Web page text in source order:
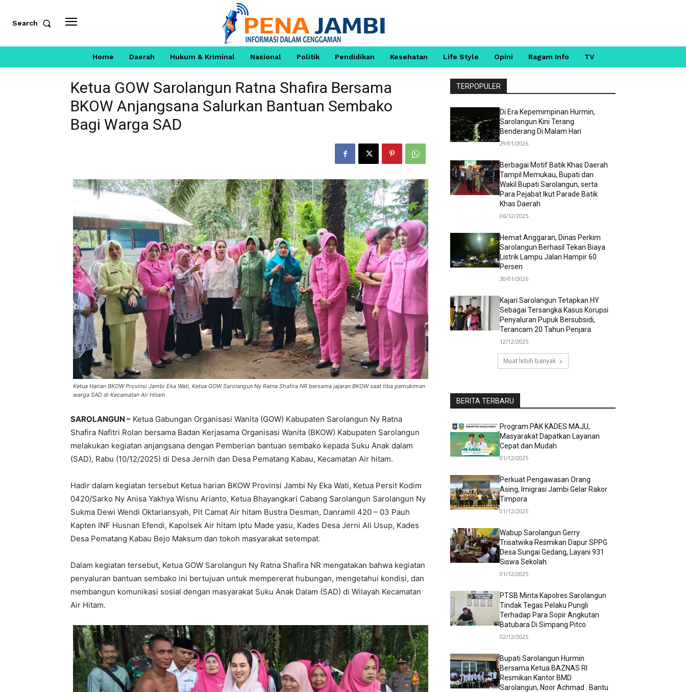
Search
Home Daerah Hukum & Kriminal Nasional Politik Pendidikan Kesehatan Life Style Opini Ragam Info TV
Ketua GOW Sarolangun Ratna Shafira Bersama
BKOW Anjangsana Salurkan Bantuan Sembako
Bagi Warga SAD
Ketua Harian BKOW Provinsi Jambi Eka Wati, Ketua GOW Sarolangun Ny Ratna Shafira NR bersama jajaran BKOW saat tiba pemukiman
warga SAD di Kecamatan Air Hitam
SAROLANGUN – Ketua Gabungan Organisasi Wanita (GOW) Kabupaten Sarolangun Ny Ratna
Shafira Nafitri Rolan bersama Badan Kerjasama Organisasi Wanita (BKOW) Kabupaten Sarolangun
melakukan kegiatan anjangsana dengan Pemberian bantuan sembako kepada Suku Anak dalam
(SAD), Rabu (10/12/2025) di Desa Jernih dan Desa Pematang Kabau, Kecamatan Air hitam.
Hadir dalam kegiatan tersebut Ketua harian BKOW Provinsi Jambi Ny Eka Wati, Ketua Persit Kodim
0420/Sarko Ny Anisa Yakhya Wisnu Arianto, Ketua Bhayangkari Cabang Sarolangun Sarolangun Ny
Sukma Dewi Wendi Oktariansyah, Plt Camat Air hitam Bustra Desman, Danramil 420 – 03 Pauh
Kapten INF Husnan Efendi, Kapolsek Air hitam Iptu Made yasu, Kades Desa Jerni Ali Usup, Kades
Desa Pematang Kabau Bejo Maksum dan tokoh masyarakat setempat.
Dalam kegiatan tersebut, Ketua GOW Sarolangun Ny Ratna Shafira NR mengatakan bahwa kegiatan
penyaluran bantuan sembako ini bertujuan untuk mempererat hubungan, mengetahui kondisi, dan
membangun komunikasi sosial dengan masyarakat Suku Anak Dalam (SAD) di Wilayah Kecamatan
Air Hitam.
TERPOPULER
Di Era Kepemimpinan Hurmin,
Sarolangun Kini Terang
Benderang Di Malam Hari
29/01/2026
Berbagai Motif Batik Khas Daerah
Tampil Memukau, Bupati dan
Wakil Bupati Sarolangun, serta
Para Pejabat Ikut Parade Batik
Khas Daerah
06/12/2025
Hemat Anggaran, Dinas Perkim
Sarolangun Berhasil Tekan Biaya
Listrik Lampu Jalan Hampir 60
Persen
30/01/2026
Kajari Sarolangun Tetapkan HY
Sebagai Tersangka Kasus Korupsi
Penyaluran Pupuk Bersubsidi,
Terancam 20 Tahun Penjara
12/12/2025
Muat lebih banyak
BERITA TERBARU
Program PAK KADES MAJU,
Masyarakat Dapatkan Layanan
Cepat dan Mudah
01/12/2025
Perkuat Pengawasan Orang
Asing, Imigrasi Jambi Gelar Rakor
Timpora
01/12/2025
Wabup Sarolangun Gerry
Trisatwika Resmikan Dapur SPPG
Desa Sungai Gedang, Layani 931
Siswa Sekolah
01/12/2025
PTSB Minta Kapolres Sarolangun
Tindak Tegas Pelaku Pungli
Terhadap Para Sopir Angkutan
Batubara Di Simpang Pitco
02/12/2025
Bupati Sarolangun Hurmin
Bersama Ketua BAZNAS RI
Resmikan Kantor BMD
Sarolangun, Noor Achmad : Bantu